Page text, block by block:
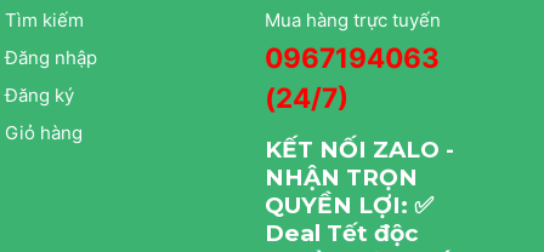
Tìm kiếm
Đăng nhập
Đăng ký
Giỏ hàng
Mua hàng trực tuyến
0967194063
(24/7)
KẾT NỐI ZALO -
NHẬN TRỌN
QUYỀN LỢI: ✅
Deal Tết độc